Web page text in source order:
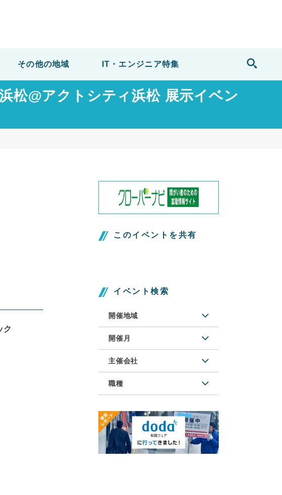
その他の地域 IT・エンジニア特集
松@アクトシティ浜松 展示イベン
ク
このイベントを共有
イベント検索
開催地域
開催月
主催会社
職種